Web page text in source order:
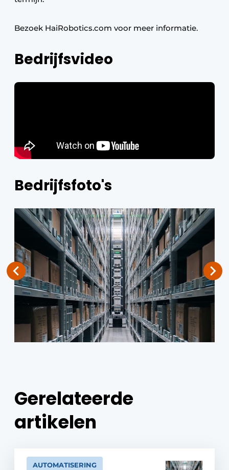
Bezoek HaiRobotics.com voor meer informatie.
Bedrijfsvideo
Bedrijfsfoto's
Gerelateerde
artikelen
AUTOMATISERING